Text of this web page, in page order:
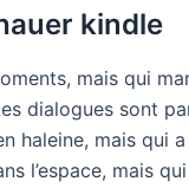
kindle
mais qui
dialogues sont
haleine, mais qui
l’espace, mais